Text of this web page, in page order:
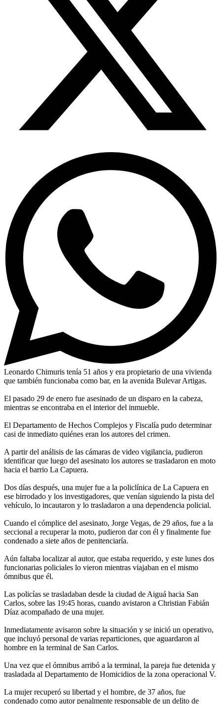
Leonardo Chimuris tenía 51 años y era propietario de una vivienda
que también funcionaba como bar, en la avenida Bulevar Artigas.
El pasado 29 de enero fue asesinado de un disparo en la cabeza,
mientras se encontraba en el interior del inmueble.
El Departamento de Hechos Complejos y Fiscalía pudo determinar
casi de inmediato quiénes eran los autores del crimen.
A partir del análisis de las cámaras de video vigilancia, pudieron
identificar que luego del asesinato los autores se trasladaron en moto
hacia el barrio La Capuera.
Dos días después, una mujer fue a la policlínica de La Capuera en
ese birrodado y los investigadores, que venían siguiendo la pista del
vehículo, lo incautaron y lo trasladaron a una dependencia policial.
Cuando el cómplice del asesinato, Jorge Vegas, de 29 años, fue a la
seccional a recuperar la moto, pudieron dar con él y finalmente fue
condenado a siete años de penitenciaría.
Aún faltaba localizar al autor, que estaba requerido, y este lunes dos
funcionarias policiales lo vieron mientras viajaban en el mismo
ómnibus que él.
Las policías se trasladaban desde la ciudad de Aiguá hacia San
Carlos, sobre las 19:45 horas, cuando avistaron a Christian Fabián
Díaz acompañado de una mujer.
Inmediatamente avisaron sobre la situación y se inició un operativo,
que incluyó personal de varias reparticiones, que aguardaron al
hombre en la terminal de San Carlos.
Una vez que el ómnibus arribó a la terminal, la pareja fue detenida y
trasladada al Departamento de Homicidios de la zona operacional V.
La mujer recuperó su libertad y el hombre, de 37 años, fue
condenado como autor penalmente responsable de un delito de